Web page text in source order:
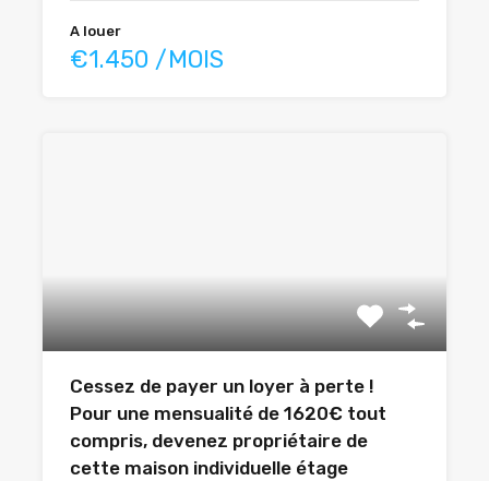
A louer
€1.450 /MOIS
Cessez de payer un loyer à perte !
Pour une mensualité de 1620€ tout
compris, devenez propriétaire de
cette maison individuelle étage